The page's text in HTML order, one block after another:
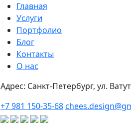
Главная
Услуги
Портфолио
Блог
Контакты
О нас
Адрес: Санкт-Петербург, ул.
+7 981 150-35-68